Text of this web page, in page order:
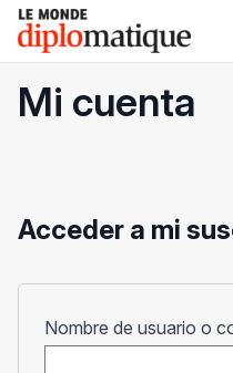
Skip
content
Le monde diplomatique
Mi cuenta
Acceder a mi
Nombre de usuario o